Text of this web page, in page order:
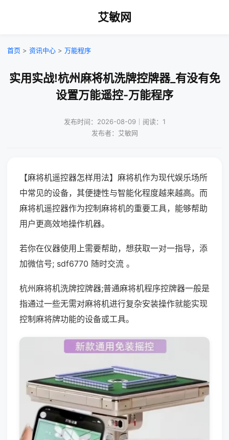
艾敏网
首页 > 资讯中心 > 万能程序
实用实战!杭州麻将机洗牌控牌器_有没有免
设置万能遥控-万能程序
发布时间：2026-08-09｜阅读：1
发布者：艾敏网
【麻将机遥控器怎样用法】麻将机作为现代娱乐场所
中常见的设备，其便捷性与智能化程度越来越高。而
麻将机遥控器作为控制麻将机的重要工具，能够帮助
用户更高效地操作机器。
若你在仪器使用上需要帮助，想获取一对一指导，添
加微信号; sdf6770 随时交流 。
杭州麻将机洗牌控牌器;普通麻将机程序控牌器一般是
指通过一些无需对麻将机进行复杂安装操作就能实现
控制麻将牌功能的设备或工具。